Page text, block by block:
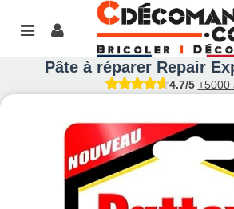
Pâte à réparer Repair
4.7/5 +5000